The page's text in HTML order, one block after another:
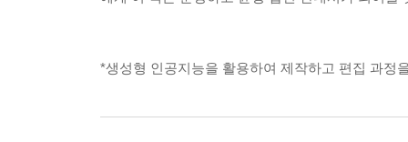
*생성형 인공지능을 활용하여 제작하고 편집 과정